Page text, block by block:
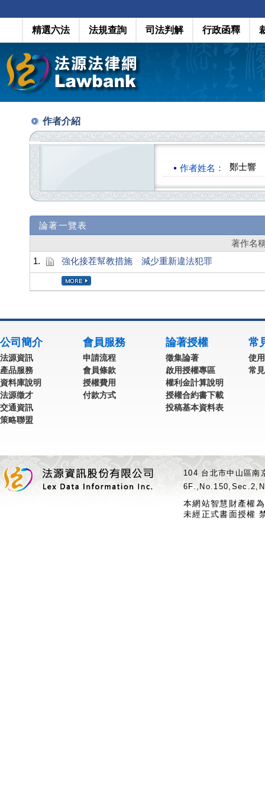
精選六法 法規查詢 司法判解 行政函釋
作者介紹
作者姓名： 鄭士響
論著一覽表
著作名
1.
強化接茬幫教措施 減少重新違法犯罪
公司簡介
法源資訊
產品服務
資料庫說明
法源徵才
交通資訊
策略聯盟
會員服務
申請流程
會員條款
授權費用
付款方式
論著授權
徵集論著
啟用授權專區
權利金計算說明
授權合約書下載
投稿基本資料表
常
使
常
104 台北市中山區
本網站智慧財產權
未經正式書面授權